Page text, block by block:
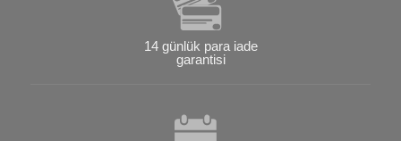
14 günlük para iade
garantisi